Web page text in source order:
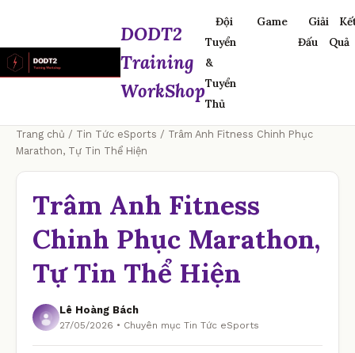
DODT2
Training
WorkShop
Đội
Tuyển
&
Tuyển
Thủ
Game
Giải
Đấu
Quả
Trang chủ / Tin Tức eSports / Trâm Anh Fitness Chinh Phục
Marathon, Tự Tin Thể Hiện
Trâm Anh Fitness
Chinh Phục Marathon,
Tự Tin Thể Hiện
Lê Hoàng Bách
27/05/2026 • Chuyên mục Tin Tức eSports